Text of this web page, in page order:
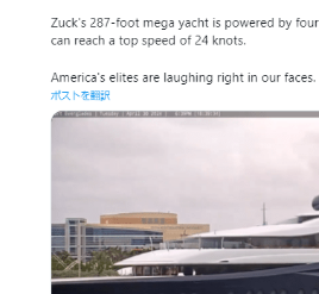
Southeast Asia
Russia News
About Mei